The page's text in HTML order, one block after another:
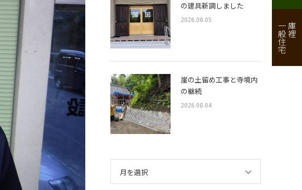
の建具新調しました
2026.08.05
崖の土留め工事と寺境内
の継続
2026.08.04
月を選択
庫裡
一般住宅